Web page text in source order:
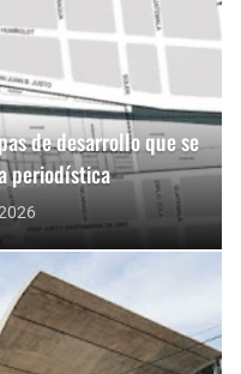
de desarrollo que se
periodística